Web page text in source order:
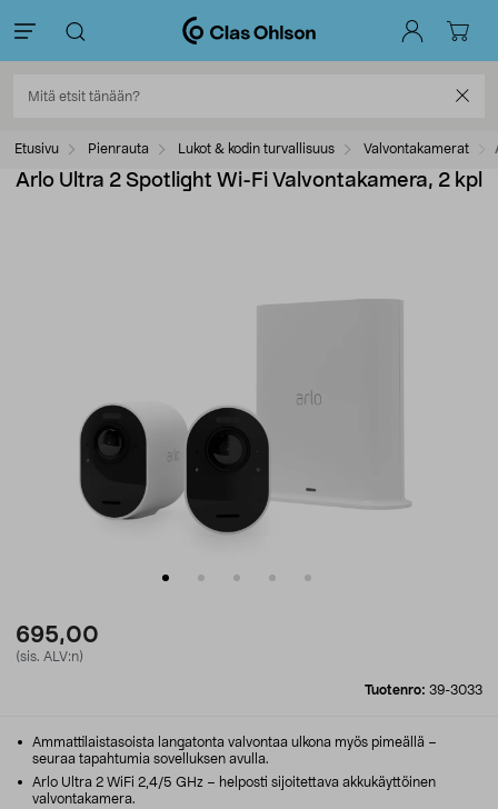
Etusivu Pienrauta Lukot & kodin turvallisuus Valvontakamerat
Arlo Ultra 2 Spotlight Wi-Fi Valvontakamera, 2 kpl
695,00
(sis. ALV:n)
Tuotenro: 39-3033
Ammattilaistasoista langatonta valvontaa ulkona myös pimeällä –
seuraa tapahtumia sovelluksen avulla.
Arlo Ultra 2 WiFi 2,4/5 GHz – helposti sijoitettava akkukäyttöinen
valvontakamera.